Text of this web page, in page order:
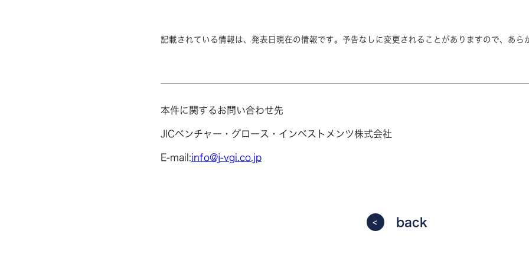
記載されている情報は、発表日現在の情報です。予告なしに変更されることがありますので、あら
本件に関するお問い合わせ先
JICベンチャー・グロース・インベストメンツ株式会社
E-mail:info@j-vgi.co.jp
back